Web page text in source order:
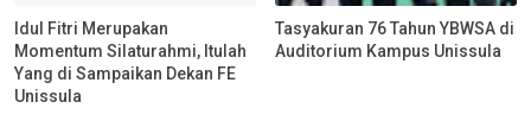
Idul Fitri Merupakan
Momentum Silaturahmi, Itulah
Yang di Sampaikan Dekan FE
Unissula
Tasyakuran 76 Tahun YBWSA di
Auditorium Kampus Unissula